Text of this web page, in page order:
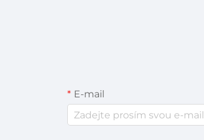
E-mail